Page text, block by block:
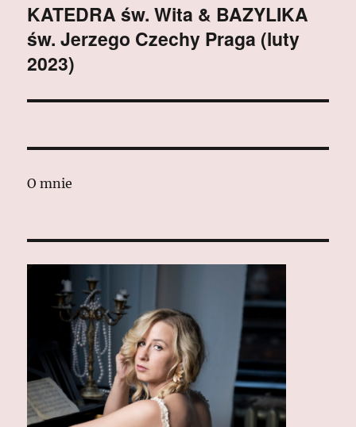
Następny
wpis:
KATEDRA św. Wita & BAZYLIKA
św. Jerzego Czechy Praga (luty
2023)
O mnie